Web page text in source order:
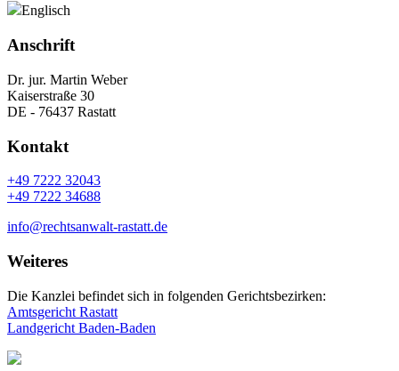
Englisch
Anschrift
Dr. jur. Martin Weber
Kaiserstraße 30
DE - 76437 Rastatt
Kontakt
+49 7222 32043
+49 7222 34688
info@rechtsanwalt-rastatt.de
Weiteres
Die Kanzlei befindet sich in folgenden Gerichtsbezirken:
Amtsgericht Rastatt
Landgericht Baden-Baden